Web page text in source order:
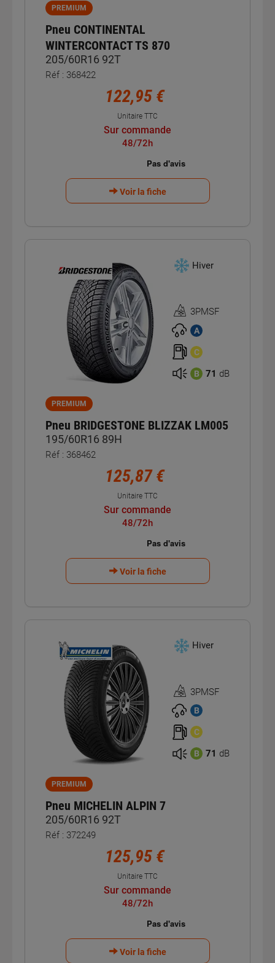
PREMIUM
Pneu CONTINENTAL
WINTERCONTACT TS 870
205/60R16 92T
Réf : 368422
122,95 €
Unitaire TTC
Sur commande
48/72h
Voir la fiche
Hiver
Homologation
3PMSF
3PMSF
A
C
B 71 dB
PREMIUM
Pneu BRIDGESTONE BLIZZAK LM005
195/60R16 89H
Réf : 368462
125,87 €
Unitaire TTC
Sur commande
48/72h
Voir la fiche
Hiver
Homologation
3PMSF
3PMSF
B
C
B 71 dB
PREMIUM
Pneu MICHELIN ALPIN 7
205/60R16 92T
Réf : 372249
125,95 €
Unitaire TTC
Sur commande
48/72h
Voir la fiche